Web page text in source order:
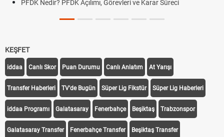
PFDK Nedir? PFDK Açılımı, Görevleri ve Karar Süreci
KEŞFET
iddaa Canlı Skor Puan Durumu Canlı Anlatım At Yarışı
Transfer Haberleri TV'de Bugün Süper Lig Fikstür Süper Lig Haberleri
iddaa Programı Galatasaray Fenerbahçe Beşiktaş Trabzonspor
Galatasaray Transfer Fenerbahçe Transfer Beşiktaş Transfer